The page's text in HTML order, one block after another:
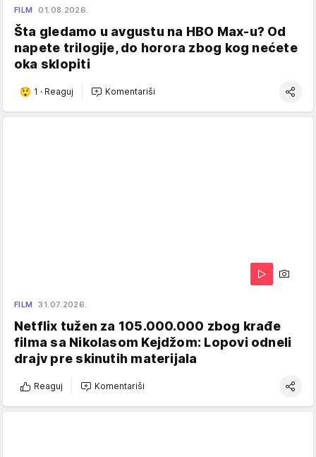
FILM 01.08.2026.
Šta gledamo u avgustu na HBO Max-u? Od
napete trilogije, do horora zbog kog nećete
oka sklopiti
1 · Reaguj Komentariši
FILM 31.07.2026.
Netflix tužen za 105.000.000 zbog krađe
filma sa Nikolasom Kejdžom: Lopovi odneli
drajv pre skinutih materijala
Reaguj Komentariši